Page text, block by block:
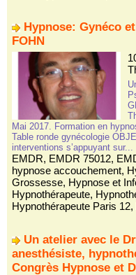
Hypnose: Gynéco
FOHN
Mai 2017. Formation en
Table ronde gynécologie
interventions s’appuyant sur...
EMDR, EMDR 75012,
hypnose accouchement,
Grossesse, Hypnose et
Hypnothérapeute,
Hypnothérapeute Paris 12,
Un atelier avec le
anesthésiste,
Congrès Hypnose et